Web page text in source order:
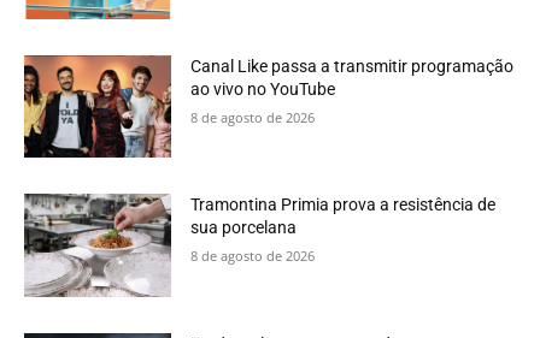
Canal Like passa a transmitir programação
ao vivo no YouTube
8 de agosto de 2026
Tramontina Primia prova a resistência de
sua porcelana
8 de agosto de 2026